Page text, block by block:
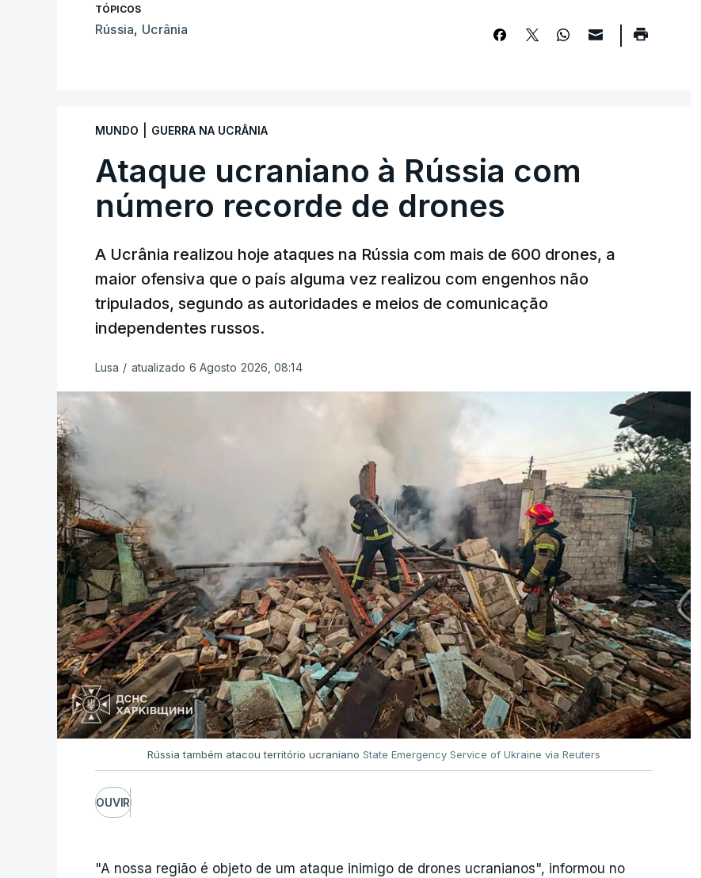
TÓPICOS
Rússia, Ucrânia
MUNDO GUERRA NA UCRÂNIA
Ataque ucraniano à Rússia com
número recorde de drones
A Ucrânia realizou hoje ataques na Rússia com mais de 600 drones, a
maior ofensiva que o país alguma vez realizou com engenhos não
tripulados, segundo as autoridades e meios de comunicação
independentes russos.
Lusa / atualizado 6 Agosto 2026, 08:14
Rússia também atacou território ucraniano State Emergency Service of Ukraine via Reuters
OUVIR
"A nossa região é objeto de um ataque inimigo de drones ucranianos", informou no